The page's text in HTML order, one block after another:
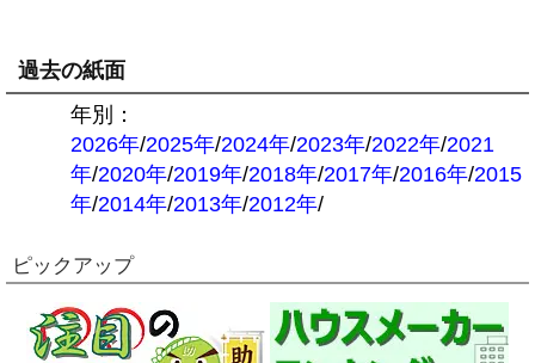
過去の紙面
年別：
2026年/2025年/2024年/2023年/2022年/2021
年/2020年/2019年/2018年/2017年/2016年/2015
年/2014年/2013年/2012年/
ピックアップ